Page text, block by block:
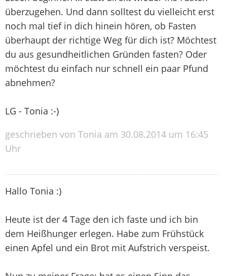
überzugehen. Und dann solltest du vielleicht erst
noch mal tief in dich hinein hören, ob Fasten
überhaupt der richtige Weg für dich ist? Möchtest
du aus gesundheitlichen Gründen fasten? Oder
möchtest du einfach nur schnell ein paar Pfund
abnehmen?
LG - Tonia :-)
geschrieben von Tonia am 30.08.2014 um 16:45
Uhr
Hallo Tonia :)
Heute ist der 4 Tage den ich faste und ich bin
dem Heißhunger erlegen. Habe zum Frühstück
einen Apfel und ein Brot mit Aufstrich verspeist.